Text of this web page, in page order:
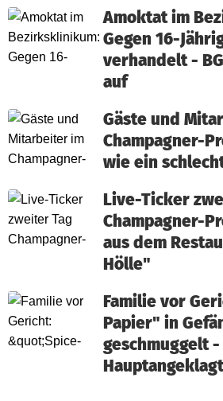
Amoktat im
Gegen 16-
verhandelt -
auf
Gäste und
Champagner-
wie ein
Live-Ticker
Champagner-
aus dem
Hölle"
Familie vor
Papier" in
geschmuggelt